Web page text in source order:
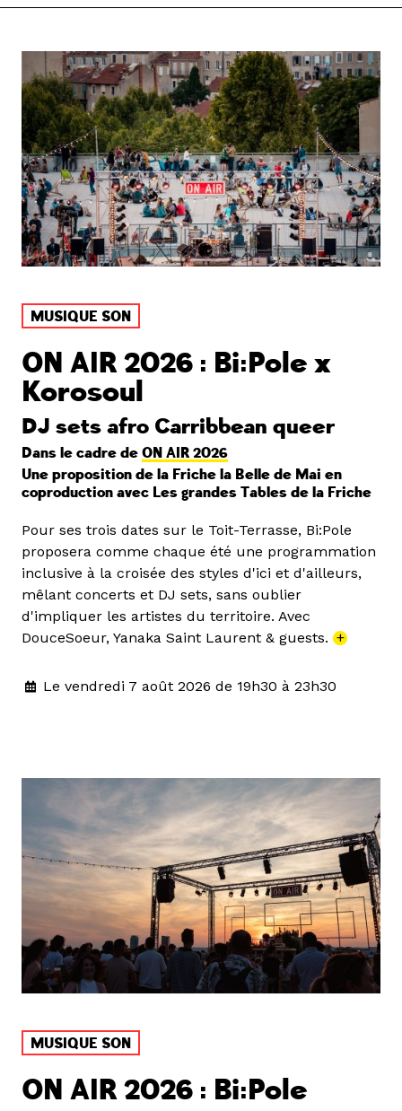
MUSIQUE SON
ON AIR 2026 : Bi:Pole x
Korosoul
DJ sets afro Carribbean queer
Dans le cadre de ON AIR 2026
Une proposition de la Friche la Belle de Mai en
coproduction avec Les grandes Tables de la Friche
Pour ses trois dates sur le Toit-Terrasse, Bi:Pole
proposera comme chaque été une programmation
inclusive à la croisée des styles d'ici et d'ailleurs,
mêlant concerts et DJ sets, sans oublier
d'impliquer les artistes du territoire. Avec
DouceSoeur, Yanaka Saint Laurent & guests. +
Le vendredi 7 août 2026 de 19h30 à 23h30
MUSIQUE SON
ON AIR 2026 : Bi:Pole